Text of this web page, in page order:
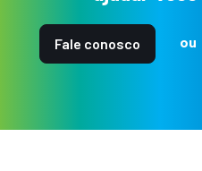
Fale conosco ou